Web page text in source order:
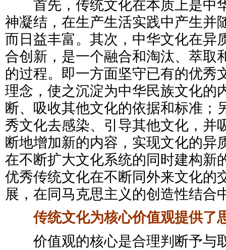
首先，传统文化在本质上是中
神凝结，在生产生活实践中产生并
而日益丰富。其次，中华文化在异
合创新，是一个融合和淘汰、萃取
的过程。即一方面坚守已有的优秀
理念，使之沉淀为中华民族文化的
断、吸收其他文化的依据和标准；
秀文化去感染、引导其他文化，并
断地增加新的内容，实现文化的异
在不断扩大文化系统的同时建构新
优秀传统文化在不断同外来文化的
展，在同马克思主义的创造性结合
传统文化为核心价值观提供了
价值观的核心是合理判断予与